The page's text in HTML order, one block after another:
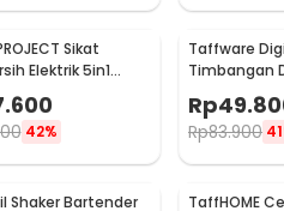
Sikat
Elektrik 5in1
Rechargeable
42%
Taffware
Timbangan
Satuan 1kg
Rp
Rp83.900
Shaker Bartender
TaffHOME